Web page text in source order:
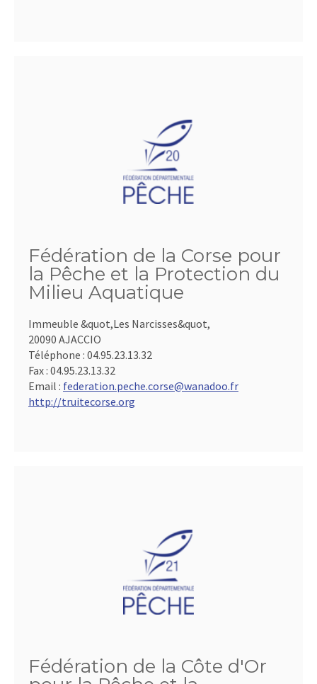
Fédération de la Corse pour
la Pêche et la Protection du
Milieu Aquatique
Immeuble &quot,Les Narcisses&quot,
20090 AJACCIO
Téléphone : 04.95.23.13.32
Fax : 04.95.23.13.32
Email : federation.peche.corse@wanadoo.fr
http://truitecorse.org
Fédération de la Côte d'Or